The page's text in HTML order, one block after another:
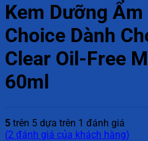
Kem Dưỡng Ẩm
Choice Dành
Clear Oil-Free
60ml
5 trên 5 dựa trên 1 đánh giá
(2 đánh giá của khách hàng)